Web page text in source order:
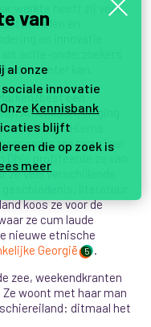
werkte heeft zij veel
en
en innovatie
en beter kan.
(best een
Amerikaan) en ging
Noord. Hierna
vader om twee jaar
Ohio profiteerde ze van
ze veel verschillende
koos ze voor de
ze cum laude
nieuwe etnische
Georgië 5 .
zee, weekendkranten
woont met haar man
ditmaal het
van
al onze
innovatie
Kennisbank
blijft
die op zoek is
meer